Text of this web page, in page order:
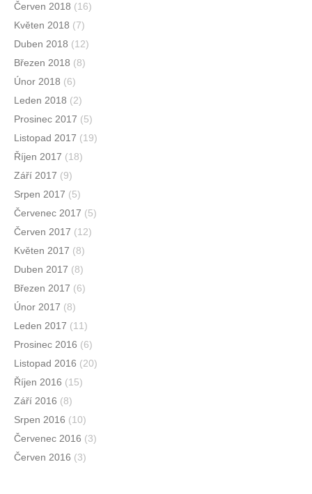
Červen 2018 (16)
Květen 2018 (7)
Duben 2018 (12)
Březen 2018 (8)
Únor 2018 (6)
Leden 2018 (2)
Prosinec 2017 (5)
Listopad 2017 (19)
Říjen 2017 (18)
Září 2017 (9)
Srpen 2017 (5)
Červenec 2017 (5)
Červen 2017 (12)
Květen 2017 (8)
Duben 2017 (8)
Březen 2017 (6)
Únor 2017 (8)
Leden 2017 (11)
Prosinec 2016 (6)
Listopad 2016 (20)
Říjen 2016 (15)
Září 2016 (8)
Srpen 2016 (10)
Červenec 2016 (3)
Červen 2016 (3)